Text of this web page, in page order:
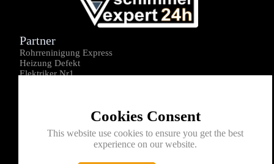
Cookies Consent
This website use cookies to ensure you get the best
experience on our website.
Partner
Rohrreninigung Express
Heizung Defekt
Elektriker Nr1
Kontakt